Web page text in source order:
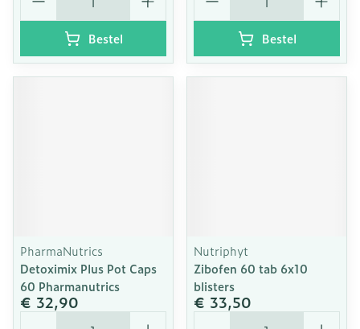
Bestel Bestel
PharmaNutrics
Detoximix Plus Pot Caps
60 Pharmanutrics
€ 32,90
Aantal
Nutriphyt
Zibofen 60 tab 6x10
blisters
€ 33,50
Aantal